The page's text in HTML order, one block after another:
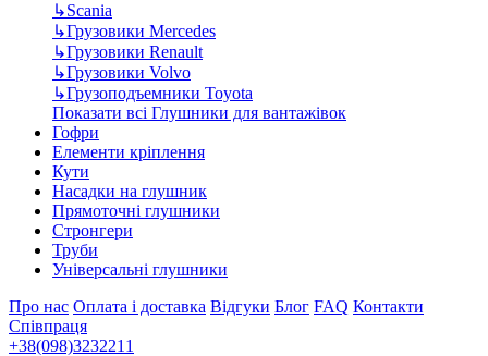
↳Scania
↳Грузовики Mercedes
↳Грузовики Renault
↳Грузовики Volvo
↳Грузоподъемники Toyota
Показати всі Глушники для вантажівок
Гофри
Елементи кріплення
Кути
Насадки на глушник
Прямоточні глушники
Стронгери
Труби
Універсальні глушники
Про нас Оплата і доставка Відгуки Блог FAQ Контакти
Співпраця
+38(098)3232211